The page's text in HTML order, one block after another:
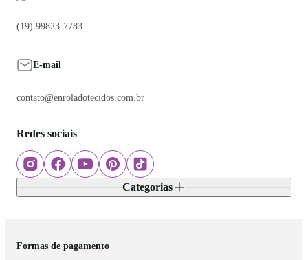
(19) 99823-7783
E-mail
contato@enroladotecidos.com.br
Redes sociais
Categorias
Formas de pagamento